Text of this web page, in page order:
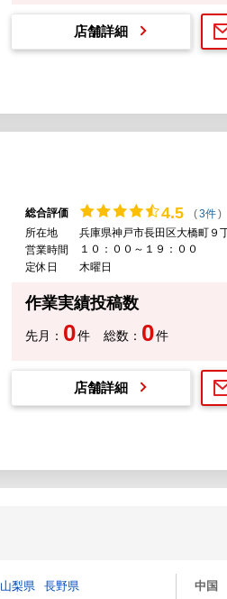
店舗詳細
総合評価 4.5 (3件)
所在地
兵庫県神戸市長田区大橋町
営業時間
１０：００～１９：００
定休日
木曜日
作業実績投稿数
先月： 0件 総数： 0件
店舗詳細
山梨県
長野県
中国